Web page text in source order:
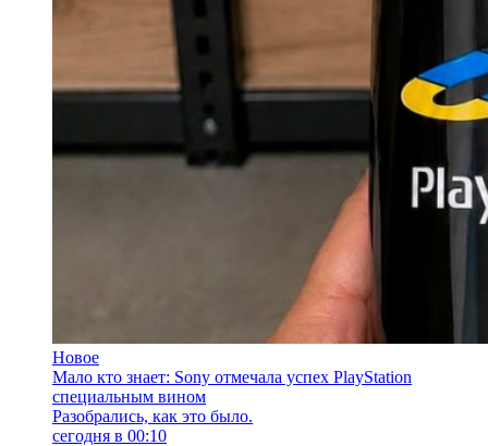
Новое
Мало кто знает: Sony отмечала успех PlayStation
специальным вином
Разобрались, как это было.
сегодня в 00:10